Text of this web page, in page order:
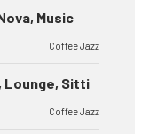
Music
Coffee Jazz
Lounge, Sitti
Coffee Jazz